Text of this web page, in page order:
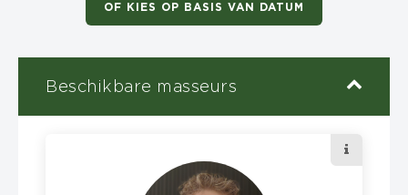
OF KIES OP BASIS VAN DATUM
Beschikbare masseurs